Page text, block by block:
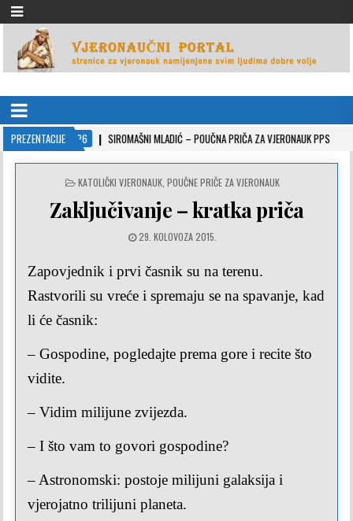
VJERONAUČNI PORTAL
PREZENTACIJE
10-26 SIROMAŠNI MLADIĆ – POUČNA PRIČA ZA VJERONAUK PPS 2021-
POSTED
KATOLIČKI VJERONAUK POUČNE PRIČE ZA VJERONAUK
Zaključivanje – kratka priča
29. KOLOVOZA 2015.
Zapovjednik i prvi časnik su na terenu.
Rastvorili su vreće i spremaju se na spavanje, kad
li će časnik:
– Gospodine, pogledajte prema gore i recite što
vidite.
– Vidim milijune zvijezda.
– I što vam to govori gospodine?
– Astronomski: postoje milijuni galaksija i
vjerojatno trilijuni planeta.